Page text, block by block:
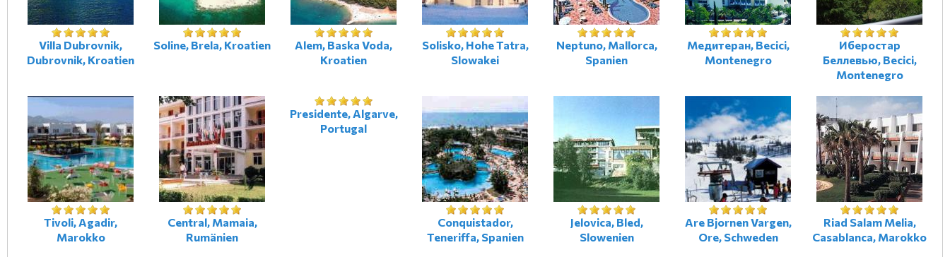
Villa Dubrovnik,
Dubrovnik, Kroatien
Soline, Brela, Kroatien
Alem, Baska Voda,
Kroatien
Solisko, Hohe Tatra,
Slowakei
Neptuno, Mallorca,
Spanien
Медитеран, Becici,
Montenegro
Иберостар
Беллевью, Becici,
Montenegro
Tivoli, Agadir,
Marokko
Central, Mamaia,
Rumänien
Presidente, Algarve,
Portugal
Conquistador,
Teneriffa, Spanien
Jelovica, Bled,
Slowenien
Are Bjornen Vargen,
Ore, Schweden
Riad Salam Melia,
Casablanca, Marokko